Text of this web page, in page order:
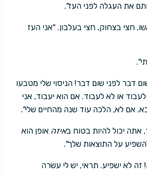
את העגלה לפני העז".
חצי בצחוק, חצי בעלבון. "אני העז
דבר לפני שום דבר! הניסוי שלי מטבעו
או לא לעבוד. אם הוא יעבוד, אני
אם לא, הלכה עוד שנה מהחיים שלי".
אתה יכול להיות בטוח באיזה אופן הוא
על התוצאות שלך".
לא ישפיע. תראי, יש לי עשרה